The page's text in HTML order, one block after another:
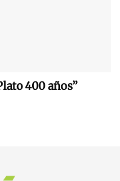
400 años”